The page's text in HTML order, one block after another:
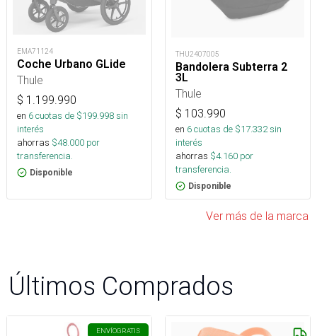
EMA71124
Coche Urbano GLide
Thule
$ 1.199.990
en 6cuotas de $199.998sin
interés
ahorras $48.000 por
transferencia.
Disponible
THU2407005
Bandolera Subterra 2
3L
Thule
$ 103.990
en 6cuotas de $17.332sin
interés
ahorras $4.160 por
transferencia.
Disponible
Ver más de la marca
Últimos Comprados
ENVÍOGRATIS